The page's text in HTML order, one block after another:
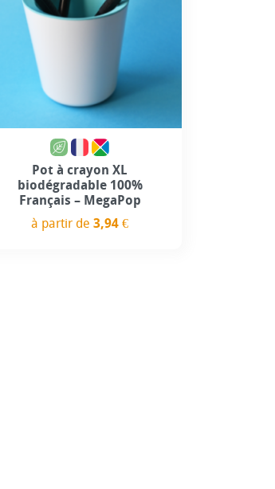
Pot à crayon XL
biodégradable 100%
Français – MegaPop
à partir de3,94 €